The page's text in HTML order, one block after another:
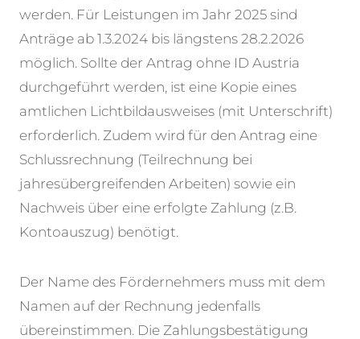
werden. Für Leistungen im Jahr 2025 sind
Anträge ab 1.3.2024 bis längstens 28.2.2026
möglich. Sollte der Antrag ohne ID Austria
durchgeführt werden, ist eine Kopie eines
amtlichen Lichtbildausweises (mit Unterschrift)
erforderlich. Zudem wird für den Antrag eine
Schlussrechnung (Teilrechnung bei
jahresübergreifenden Arbeiten) sowie ein
Nachweis über eine erfolgte Zahlung (z.B.
Kontoauszug) benötigt.
Der Name des Fördernehmers muss mit dem
Namen auf der Rechnung jedenfalls
übereinstimmen. Die Zahlungsbestätigung